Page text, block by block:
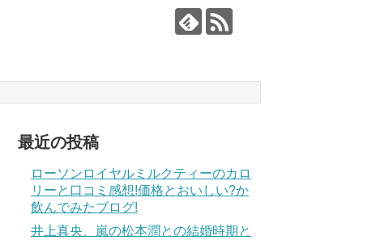
最近の投稿
ローソンロイヤルミルクティーのカロ
リーと口コミ感想!価格とおいしい?か
飲んでみたブログ!
井上真央、嵐の松本潤との結婚時期と